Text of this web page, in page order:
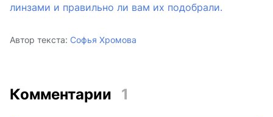
линзами и правильно ли вам их подобрали.
Автор текста: Софья Хромова
Комментарии 1